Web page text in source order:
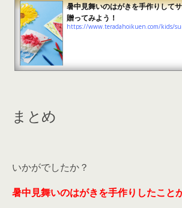
暑中見舞いのはがきを手作りして
贈ってみよう！
まとめ
いかがでしたか？
暑中見舞いのはがきを手作りしたこと